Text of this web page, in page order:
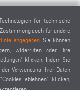
für technische
auch für andere
angegeben. Sie können
widerrufen oder Ihre
klicken. Indem Sie
Verwendung Ihrer Daten
ablehnen" klicken,